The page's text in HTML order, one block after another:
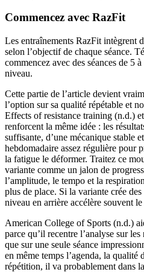
Commencez avec RazFit
Les entraînements RazFit intègrent
selon l’objectif de chaque séance.
commencez avec des séances de 5
niveau.
Cette partie de l’article devient
l’option sur sa qualité répétable et
Effects of resistance training (n.d.)
renforcent la même idée : les
suffisante, d’une mécanique stable
hebdomadaire assez régulière pour
la fatigue le déformer. Traitez ce
variante comme un jalon de
l’amplitude, le tempo et la
plus de place. Si la variante crée
niveau en arrière accélère souvent
American College of Sports (n.d.)
parce qu’il recentre l’analyse sur
que sur une seule séance
en même temps l’agenda, la qualité
répétition, il va probablement dans